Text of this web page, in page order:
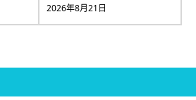
2026年8月21日